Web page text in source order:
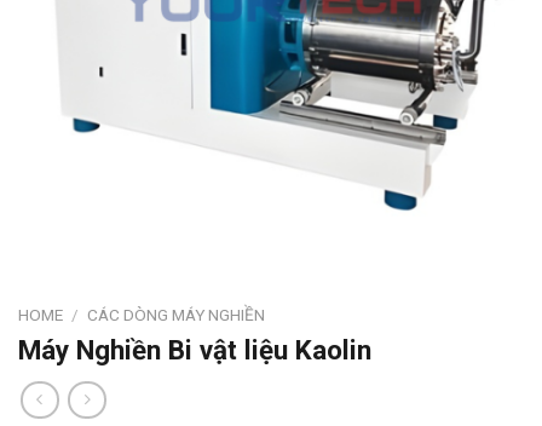
HOME / CÁC DÒNG MÁY NGHIỀN
Máy Nghiền Bi vật liệu Kaolin